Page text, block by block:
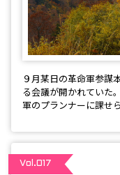
９月某日の革命軍参謀
る会議が開かれていた
軍のプランナーに課せ
Vol.017